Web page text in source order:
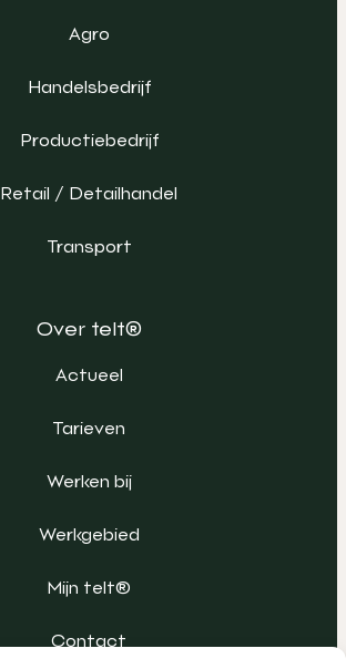
Agro
Handelsbedrijf
Productiebedrijf
Retail / Detailhandel
Transport
Over telt®
Actueel
Tarieven
Werken bij
Werkgebied
Mijn telt®
Contact